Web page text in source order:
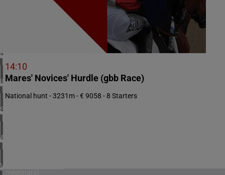
ZUID-AFRIKA
2 meeting(s)
IERLAND
1 meeting(s)
SPANJE
1 meeting(s)
ARGENTINIË
1 meeting(s)
VERENIGDE STATEN
4 meeting(s)
14:10
Mares' Novices' Hurdle (gbb Race)
National hunt - 3231m - € 9058 - 8 Starters